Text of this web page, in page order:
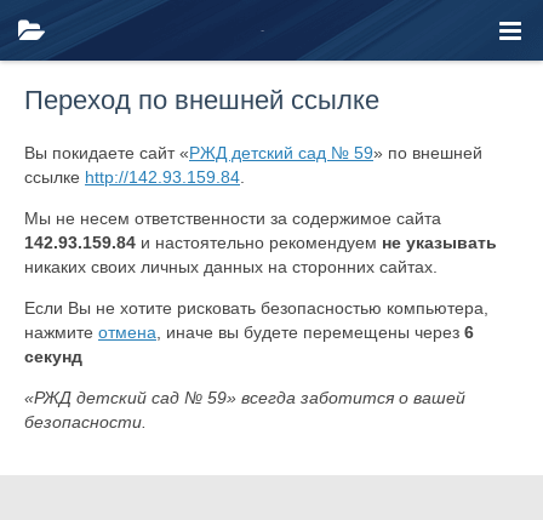
Переход по внешней ссылке
Вы покидаете сайт «РЖД детский сад № 59» по внешней
ссылке http://142.93.159.84
Мы не несем ответственности за содержимое сайта
142.93.159.84 и настоятельно рекомендуем не указывать
никаких своих личных данных на сторонних сайтах.
Если Вы не хотите рисковать безопасностью компьютера,
нажмите отмена , иначе вы будете перемещены через 6
секунд
«РЖД детский сад № 59» всегда заботится о вашей
безопасности.